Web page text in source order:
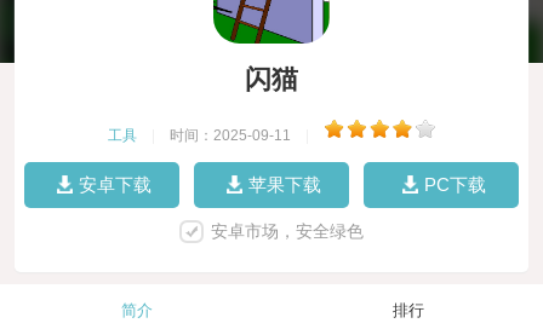
闪猫
工具 时间：2025-09-11
安卓下载 苹果下载 PC下载
安卓市场，安全绿色
简介 排行